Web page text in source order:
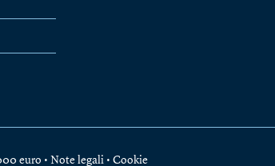
euro • Note legali • Cookie